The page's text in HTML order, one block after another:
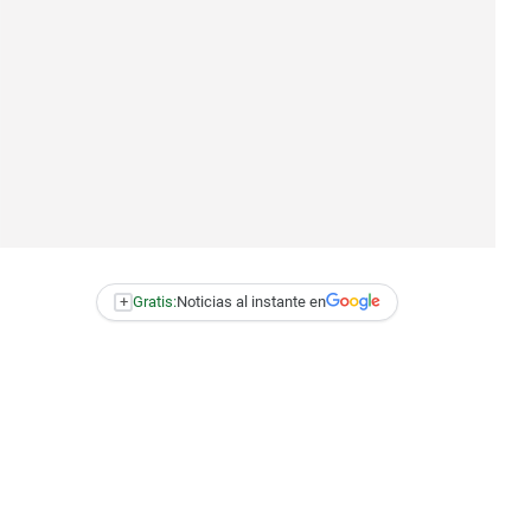
+ Gratis:Noticias al instante en